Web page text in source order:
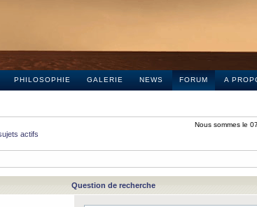
PHILOSOPHIE GALERIE NEWS FORUM A
Nous sommes le
actifs
Question de recherche